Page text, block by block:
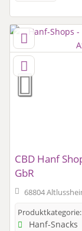
CBD Hanf
GbR
68804
Produktkategorie:
Hanf-Snacks